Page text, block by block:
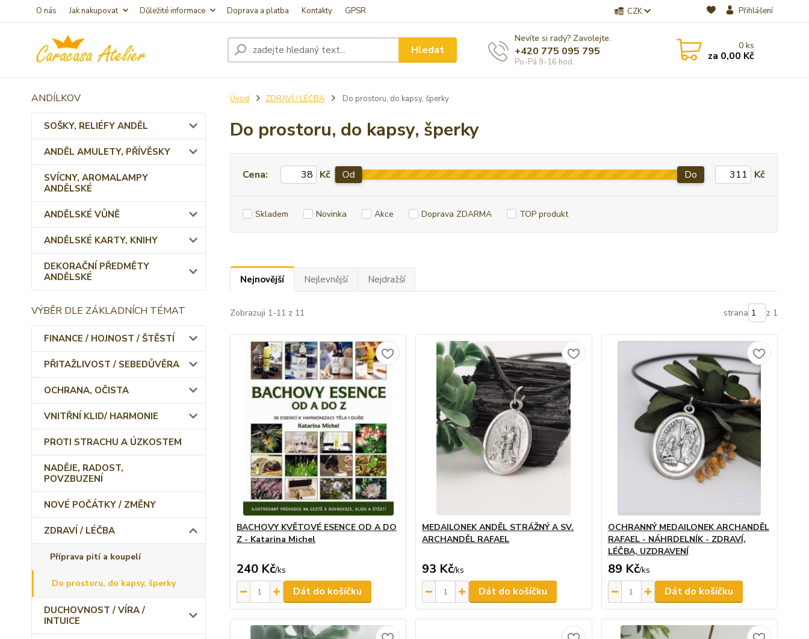
O nás Jak nakupovat Důležité informace Doprava a platba Kontakty GPSR CZK Přihlášení
Hledat
Nevíte si rady? Zavolejte.
+420 775 095 795
Po-Pá 9-16 hod.
0ks
za 0,00 Kč
ANDÍLKOV
SOŠKY, RELIÉFY ANDĚL
ANDĚL AMULETY, PŘÍVĚSKY
SVÍCNY, AROMALAMPY
ANDĚLSKÉ
ANDĚLSKÉ VŮNĚ
ANDĚLSKÉ KARTY, KNIHY
DEKORAČNÍ PŘEDMĚTY
ANDĚLSKÉ
VÝBĚR DLE ZÁKLADNÍCH TÉMAT
FINANCE / HOJNOST / ŠTĚSTÍ
PŘITAŽLIVOST / SEBEDŮVĚRA
OCHRANA, OČISTA
VNITŘNÍ KLID/ HARMONIE
PROTI STRACHU A ÚZKOSTEM
NADĚJE, RADOST,
POVZBUZENÍ
NOVÉ POČÁTKY / ZMĚNY
ZDRAVÍ / LÉČBA
Příprava pití a koupelí
Do prostoru, do kapsy, šperky
DUCHOVNOST / VÍRA /
INTUICE
Úvod ZDRAVÍ / LÉČBA Do prostoru, do kapsy, šperky
Do prostoru, do kapsy, šperky
Cena: Kč Od Do Kč
Skladem Novinka Akce Doprava ZDARMA TOP produkt
Nejnovější Nejlevnější Nejdražší
Zobrazuji 1-11 z 11 strana z 1
BACHOVY KVĚTOVÉ ESENCE OD A DO
Z - Katarina Michel
240 Kč/ks
Dát do košíčku
MEDAILONEK ANDĚL STRÁŽNÝ A SV.
ARCHANDĚL RAFAEL
93 Kč/ks
Dát do košíčku
OCHRANNÝ MEDAILONEK ARCHANDĚL
RAFAEL - NÁHRDELNÍK - ZDRAVÍ,
LÉČBA, UZDRAVENÍ
89 Kč/ks
Dát do košíčku